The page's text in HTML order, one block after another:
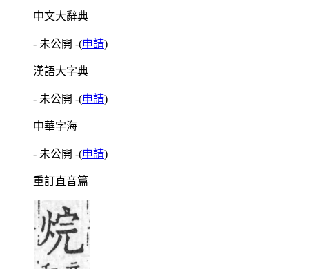
中文大辭典
- 未公開 -(申請)
漢語大字典
- 未公開 -(申請)
中華字海
- 未公開 -(申請)
重訂直音篇